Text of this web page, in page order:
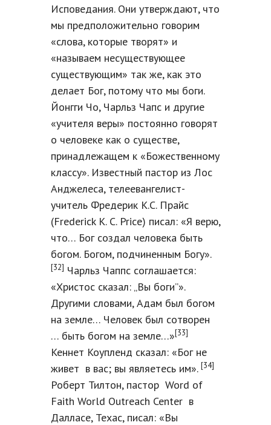
Исповедания. Они утверждают, что
мы предположительно говорим
«слова, которые творят» и
«называем несуществующее
существующим» так же, как это
делает Бог, потому что мы боги.
Йонгги Чо, Чарльз Чапс и другие
«учителя веры» постоянно говорят
о человеке как о существе,
принадлежащем к «Божественному
классу». Известный пастор из Лос
Анджелеса, телеевангелист-
учитель Фредерик К.С. Прайс
(Frederick K. C. Price) писал: «Я верю,
что… Бог создал человека быть
богом. Богом, подчиненным Богу».
[32] Чарльз Чаппс соглашается:
«Христос сказал: „Вы боги”».
Другими словами, Адам был богом
на земле… Человек был сотворен
… быть богом на земле…»[33]
Кеннет Коупленд сказал: «Бог не
живет в вас; вы являетесь им». [34]
Роберт Тилтон, пастор Word of
Faith World Outreach Center в
Далласе, Техас, писал: «Вы